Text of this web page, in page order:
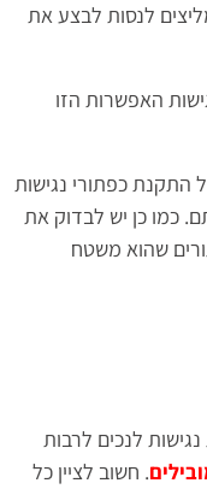
לנסות לבצע את
האפשרות הזו
התקנת כפתורי נגישות
כמו כן יש לבדוק את
שהוא משטח
לנכים לרבות
. חשוב לציין כל